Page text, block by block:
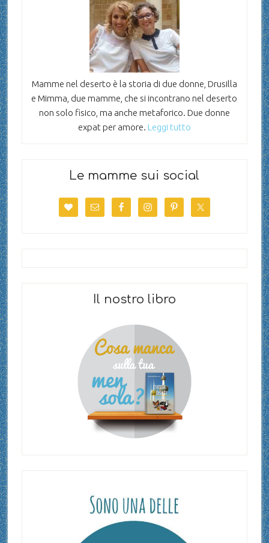
Mamme nel deserto è la storia di due donne, Drusilla
e Mimma, due mamme, che si incontrano nel deserto
non solo fisico, ma anche metaforico. Due donne
expat per amore. Leggi tutto
Le mamme sui social
Il nostro libro